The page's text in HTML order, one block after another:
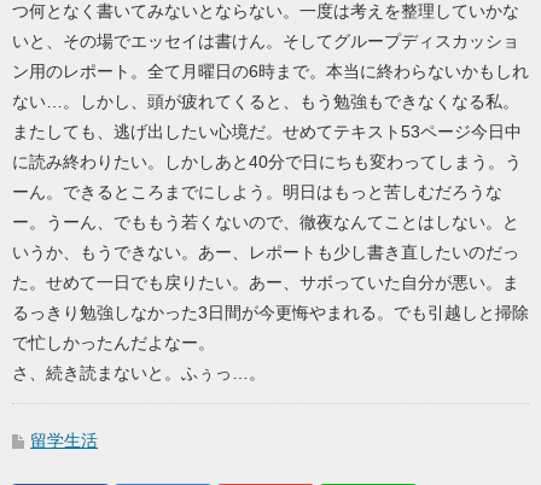
つ何となく書いてみないとならない。一度は考えを整理していかな
いと、その場でエッセイは書けん。そしてグループディスカッショ
ン用のレポート。全て月曜日の6時まで。本当に終わらないかもしれ
ない…。しかし、頭が疲れてくると、もう勉強もできなくなる私。
またしても、逃げ出したい心境だ。せめてテキスト53ページ今日中
に読み終わりたい。しかしあと40分で日にちも変わってしまう。う
ーん。できるところまでにしよう。明日はもっと苦しむだろうな
ー。うーん、でももう若くないので、徹夜なんてことはしない。と
いうか、もうできない。あー、レポートも少し書き直したいのだっ
た。せめて一日でも戻りたい。あー、サボっていた自分が悪い。ま
るっきり勉強しなかった3日間が今更悔やまれる。でも引越しと掃除
で忙しかったんだよなー。
さ、続き読まないと。ふぅっ…。
留学生活